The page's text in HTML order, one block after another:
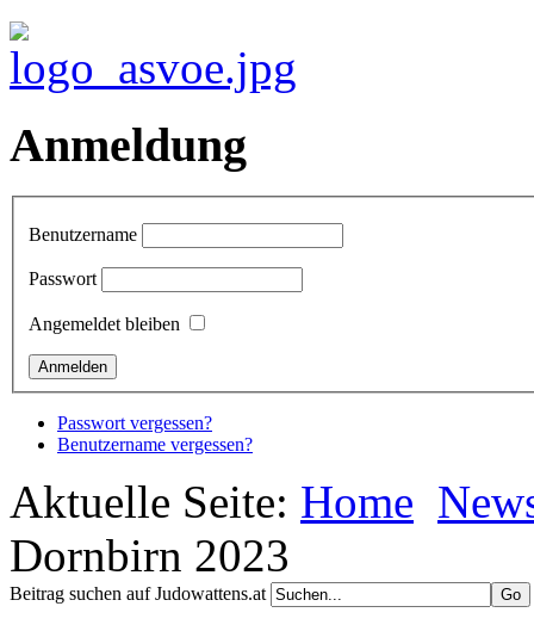
Anmeldung
Benutzername
Passwort
Angemeldet bleiben
Passwort vergessen?
Benutzername vergessen?
Aktuelle Seite: Home
Dornbirn 2023
Beitrag suchen auf Judowattens.at